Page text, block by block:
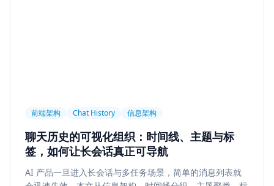
前端架构 Chat History 信息架构
聊天历史的可视化组织：时间线、主题与标
签，如何让长会话真正可导航
AI 产品一旦进入长会话与多任务场景，简单的消息列表就